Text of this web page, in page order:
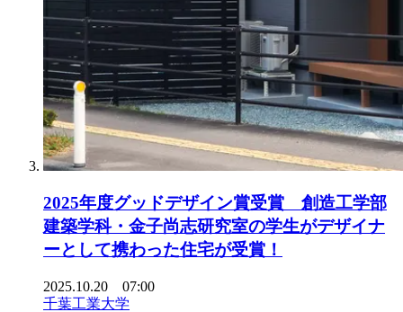
2025年度グッドデザイン賞受賞 創造工学部
建築学科・金子尚志研究室の学生がデザイナ
ーとして携わった住宅が受賞！
2025.10.20 07:00
千葉工業大学